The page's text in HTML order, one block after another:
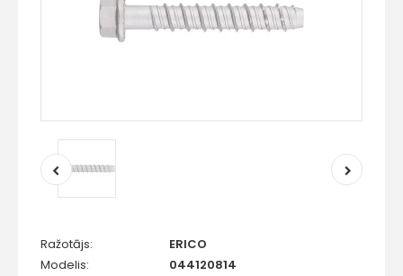
Ražotājs:
ERICO
Modelis:
044120814